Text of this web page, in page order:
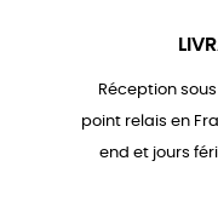
Réception
point relais en
end et jours